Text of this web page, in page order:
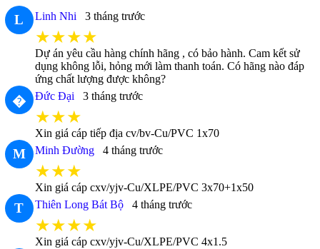
L Linh Nhi 3 tháng trước
★★★★
Dự án yêu cầu hàng chính hãng , có bảo hành. Cam kết sử
dụng không lỗi, hỏng mới làm thanh toán. Có hãng nào đáp
ứng chất lượng được không?
� Đức Đại 3 tháng trước
★★★
Xin giá cáp tiếp địa cv/bv-Cu/PVC 1x70
M Minh Đường 4 tháng trước
★★★
Xin giá cáp cxv/yjv-Cu/XLPE/PVC 3x70+1x50
T Thiên Long Bát Bộ 4 tháng trước
★★★★
Xin giá cáp cxv/yjv-Cu/XLPE/PVC 4x1.5